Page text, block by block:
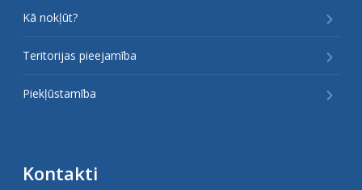
Kā nokļūt?
Teritorijas pieejamība
Piekļūstamība
Kontakti